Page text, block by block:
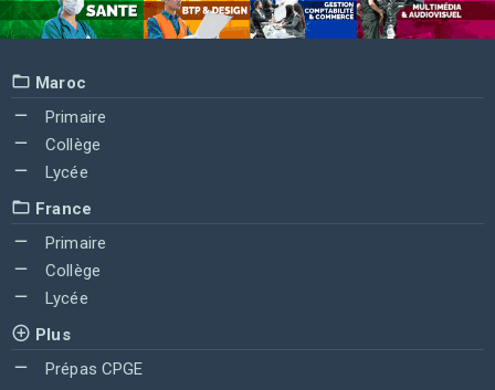
Maroc
Primaire
Collège
Lycée
France
Primaire
Collège
Lycée
Plus
Prépas CPGE